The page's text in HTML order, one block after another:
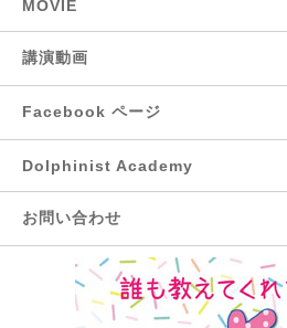
MOVIE
講演動画
Facebook ページ
Dolphinist Academy
お問い合わせ